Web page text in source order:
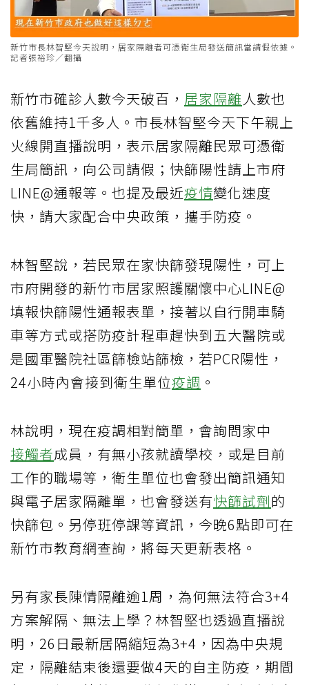
新竹市長林智堅今天說明，居家隔離者可憑衛生局發送簡訊當請假依據。
記者張裕珍／翻攝
新竹市確診人數今天破百， 居家隔離 人數也
依舊維持1千多人。市長林智堅今天下午親上
火線開直播說明，表示居家隔離民眾可憑衛
生局簡訊，向公司請假；快篩陽性請上市府
LINE@通報等。也提及最近疫情變化速度
快，請大家配合中央政策，攜手防疫。
林智堅說，若民眾在家快篩發現陽性，可上
市府開發的新竹市居家照護關懷中心LINE@
填報快篩陽性通報表單，接著以自行開車騎
車等方式或搭防疫計程車趕快到五大醫院或
是國軍醫院社區篩檢站篩檢，若PCR陽性，
24小時內會接到衛生單位疫調 。
林說明，現在疫調相對簡單，會詢問家中
接觸者成員，有無小孩就讀學校，或是目前
工作的職場等，衛生單位也會發出簡訊通知
與電子居家隔離單，也會發送有快篩試劑的
快篩包。另停班停課等資訊，今晚6點即可在
新竹市教育網查詢，將每天更新表格。
另有家長陳情隔離逾1周，為何無法符合3+4
方案解隔、無法上學？林智堅也透過直播說
明，26日最新居隔縮短為3+4，因為中央規
定，隔離結束後還要做4天的自主防疫，期間